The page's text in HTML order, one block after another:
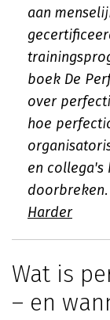
aan
boek De
over
hoe
en collega's
doorbreken.
Harder
Wat is
– en